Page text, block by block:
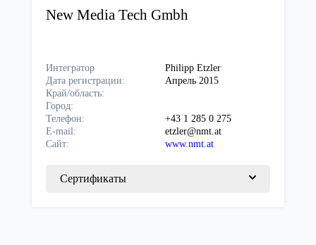
New Media Tech Gmbh
Интегратор
Philipp Etzler
Дата регистрации:
Апрель 2015
Край/область:
Город:
Телефон:
+43 1 285 0 275
E-mail:
etzler@nmt.at
Сайт:
www.nmt.at
Сертификаты